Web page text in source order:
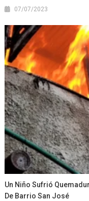
07/07/2023
Un Niño Sufrió
De Barrio San José